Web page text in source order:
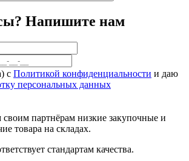
Напишите нам
с Политикой конфиденциальности и даю
персональных данных
партнёрам низкие закупочные и
товара на складах.
стандартам качества.